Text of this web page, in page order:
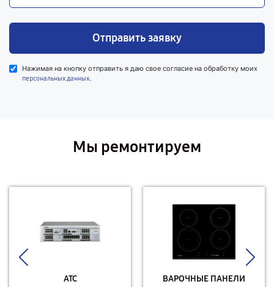
Отправить заявку
Нажимая на кнопку отправить я даю свое согласие на обработку моих
персональных данных.
Мы ремонтируем
АТС ВАРОЧНЫЕ ПАНЕЛИ